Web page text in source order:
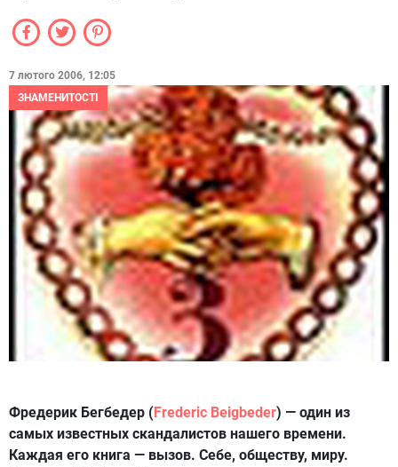
7 лютого 2006, 12:05
ЗНАМЕНИТОСТІ
Фредерик Бегбедер (Frederic Beigbeder) — один из
самых известных скандалистов нашего времени.
Каждая его книга — вызов. Себе, обществу, миру.